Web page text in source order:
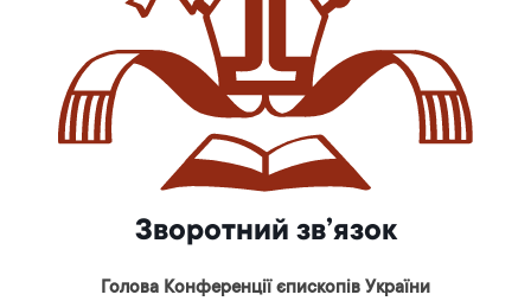
Зворотний зв’язок
Голова Конференції єпископів України